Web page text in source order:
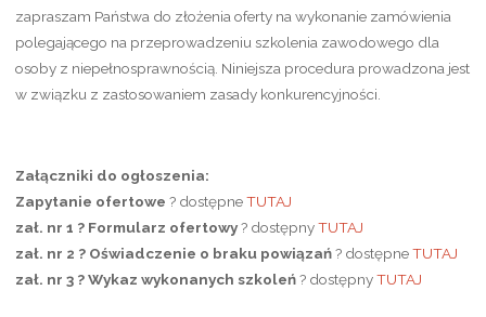
zapraszam Państwa do złożenia oferty na wykonanie zamówienia
polegającego na przeprowadzeniu szkolenia zawodowego dla
osoby z niepełnosprawnością. Niniejsza procedura prowadzona jest
w związku z zastosowaniem zasady konkurencyjności.
Załączniki do ogłoszenia:
Zapytanie ofertowe ? dostępneTUTAJ
zał. nr 1 ? Formularz ofertowy? dostępnyTUTAJ
zał. nr 2 ? Oświadczenie o braku powiązań? dostępneTUTAJ
zał. nr 3 ? Wykaz wykonanych szkoleń? dostępnyTUTAJ